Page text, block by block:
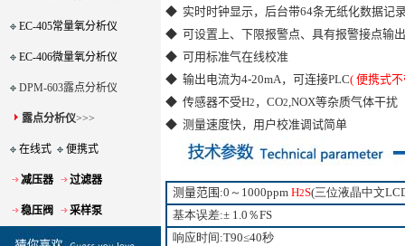
EC-405常量氧分析仪
EC-406微量氧分析仪
DPM-603露点分析仪
露点分析仪>>>
在线式 便携式
减压器 过滤器
稳压阀 采样泵
◆ 实时时钟显示，后台带64条无纸化数据记
◆ 可设置上、下限报警点、具有报警接点输出
◆ 可用标准气在线校准
◆ 输出电流为4-20mA，可连接PLC( 便携式
◆ 传感器不受H2 ，CO2,NOX等杂质气体干扰
◆ 测量速度快，用户校准调试简单
测量范围 :0～1000ppm H2S(三位液晶中文
基本误差:± 1.0％FS
响应时间:T90≤40秒